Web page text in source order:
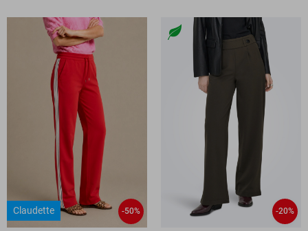
Claudette -50% -20%